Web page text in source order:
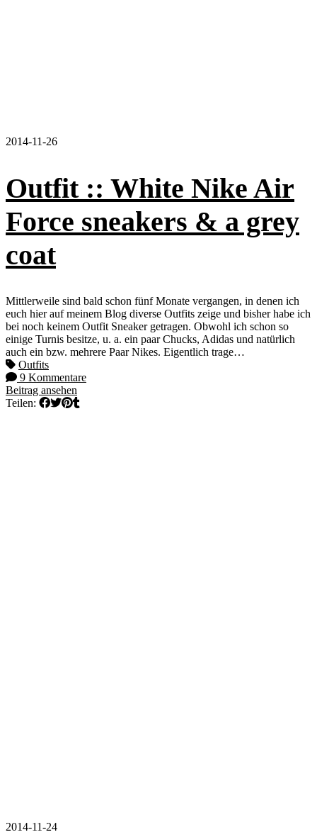
2014-11-26
Outfit :: White Nike Air
Force sneakers & a grey
coat
Mittlerweile sind bald schon fünf Monate vergangen, in denen ich
euch hier auf meinem Blog diverse Outfits zeige und bisher habe ich
bei noch keinem Outfit Sneaker getragen. Obwohl ich schon so
einige Turnis besitze, u. a. ein paar Chucks, Adidas und natürlich
auch ein bzw. mehrere Paar Nikes. Eigentlich trage…
Outfits
9 Kommentare
Beitrag ansehen
Teilen:
2014-11-24